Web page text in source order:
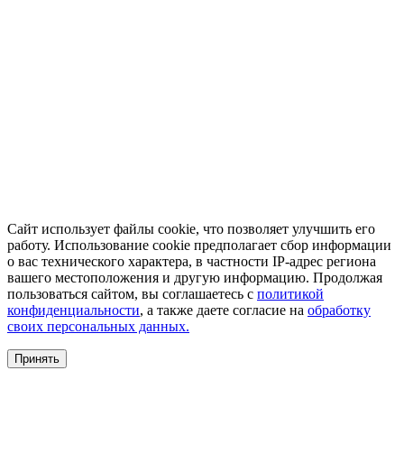
Сайт использует файлы cookie, что позволяет улучшить его
работу. Использование cookie предполагает сбор информации
о вас технического характера, в частности IP-адрес региона
вашего местоположения и другую информацию. Продолжая
пользоваться сайтом, вы соглашаетесь с политикой
конфиденциальности, а также даете согласие на обработку
своих персональных данных.
Принять